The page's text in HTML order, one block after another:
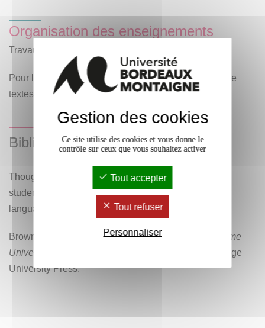
Organisation des enseignements
Travaux dirigés : 1 heure hebdomadaire.
Pour le TD, les étudiants doivent apporter le recueil de
textes et exercices disponible en ligne.
Bibliographie
Though this reading is not compulsory for the class,
students willing to explore the issue of politeness in
language may turn to:
Brown, P. & Levinson, S. C. (1978).Politeness — Some
Universals in Language Usage.
Cambridge, Cambridge
University Press.
Gestion des cookies
Ce site utilise des cookies et vous donne le
contrôle sur ceux que vous souhaitez activer
Tout accepter
Tout refuser
Personnaliser